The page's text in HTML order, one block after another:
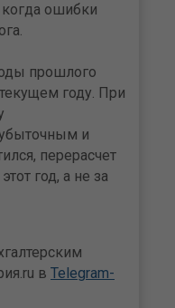
ошибки
прошлого
году. При
и
перерасчет
год, а не за
в Telegram-